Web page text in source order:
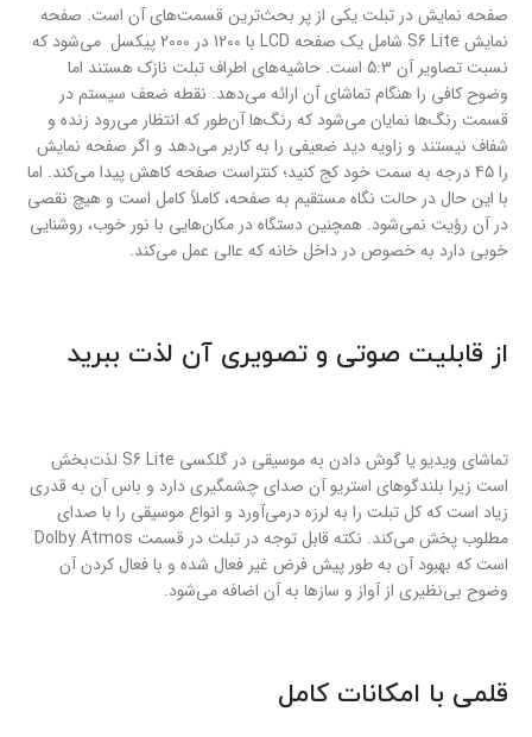
صفحه نمایش در تبلت یکی از پر بحث‌ترین قسمت‌های آن است. صفحه
نمایش S6 Lite شامل یک صفحه LCD با 1200 در 2000 پیکسل می‌شود که
نسبت تصاویر آن 5:3 است. حاشیه‌های اطراف تبلت نازک هستند اما
وضوح کافی را هنگام تماشای آن ارائه می‌دهد. نقطه ضعف سیستم در
قسمت رنگ‌ها نمایان می‌شود که رنگ‌ها آن‌طور که انتظار می‌رود زنده و
شفاف نیستند و زاویه دید ضعیفی را به کاربر می‌دهد و اگر صفحه نمایش
را 45 درجه به سمت خود کج کنید؛ کنتراست صفحه کاهش پیدا می‌کند. اما
با این حال در حالت نگاه مستقیم به صفحه، کاملاً کامل است و هیچ نقصی
در آن رؤیت نمی‌شود. همچنین دستگاه در مکان‌هایی با نور خوب، روشنایی
خوبی دارد به خصوص در داخل خانه که عالی عمل می‌کند.
از قابلیت صوتی و تصویری آن لذت ببرید
تماشای ویدیو یا گوش دادن به موسیقی در گلکسی S6 Lite لذت‌بخش
است زیرا بلندگوهای استریو آن صدای چشمگیری دارد و باس آن به قدری
زیاد است که کل تبلت را به لرزه درمی‌آورد و انواع موسیقی را با صدای
مطلوب پخش می‌کند. نکته قابل توجه در تبلت در قسمت Dolby Atmos
است که بهبود آن به طور پیش فرض غیر فعال شده و با فعال کردن آن
وضوح بی‌نظیری از آواز و سازها به آن اضافه می‌شود.
قلمی با امکانات کامل